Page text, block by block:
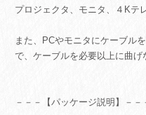
プロジェクタ、モニタ、４Kテ
また、PCやモニタにケーブル
で、ケーブルを必要以上に曲げ
－－－【パッケージ説明】－－